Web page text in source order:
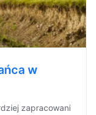
w
zapracowani